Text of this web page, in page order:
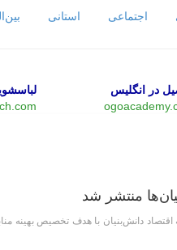
اجتماعی استانی
در انگلیس
منتشر شد
دانش‌بنیان با هدف تخصیص بهینه